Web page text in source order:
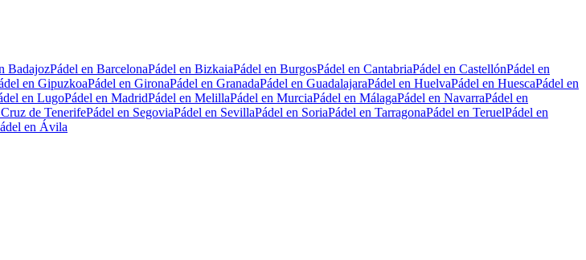
BadajozPádel en BarcelonaPádel en BizkaiaPádel en BurgosPádel en CantabriaPádel en CastellónPádel en
en GipuzkoaPádel en GironaPádel en GranadaPádel en GuadalajaraPádel en HuelvaPádel en HuescaPádel en
en LugoPádel en MadridPádel en MelillaPádel en MurciaPádel en MálagaPádel en NavarraPádel en
de TenerifePádel en SegoviaPádel en SevillaPádel en SoriaPádel en TarragonaPádel en TeruelPádel en
en Ávila